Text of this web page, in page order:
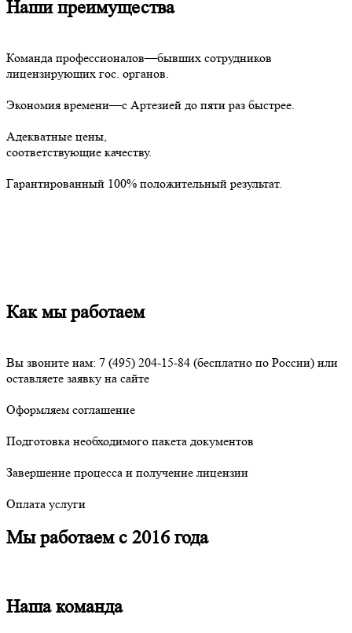
Наши преимущества
Команда профессионалов—бывших сотрудников
лицензирующих гос. органов.
Экономия времени—с Артезией до пяти раз быстрее.
Адекватные цены,
соответствующие качеству.
Гарантированный 100% положительный результат.
Как мы работаем
Вы звоните нам: 7 (495) 204-15-84 (бесплатно по России) или
оставляете заявку на сайте
Оформляем соглашение
Подготовка необходимого пакета документов
Завершение процесса и получение лицензии
Оплата услуги
Мы работаем с 2016 года
Наша команда